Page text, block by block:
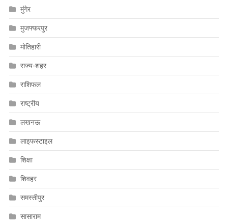
मुंगेर
मुजफ्फरपुर
मोतिहारी
राज्य-शहर
राशिफल
राष्ट्रीय
लखनऊ
लाइफस्टाइल
शिक्षा
शिवहर
समस्तीपुर
सासाराम